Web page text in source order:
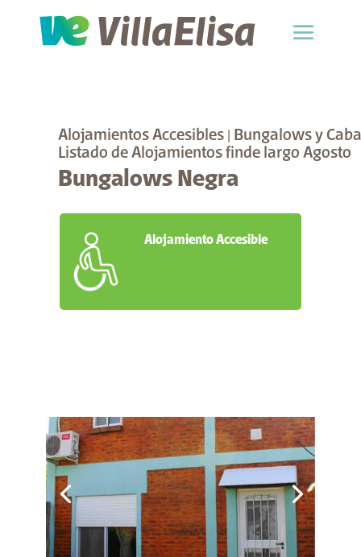
Alojamientos Accesibles| Bungalows y
Listado de Alojamientos finde largo Agosto
Bungalows Negra
Alojamiento Accesible